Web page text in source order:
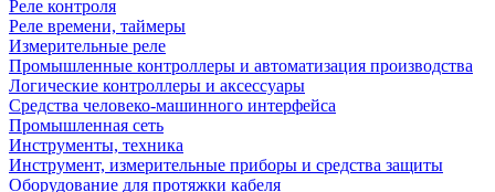
Реле контроля
Реле времени, таймеры
Измерительные реле
Промышленные контроллеры и автоматизация производства
Логические контроллеры и аксессуары
Средства человеко-машинного интерфейса
Промышленная сеть
Инструменты, техника
Инструмент, измерительные приборы и средства защиты
Оборудование для протяжки кабеля